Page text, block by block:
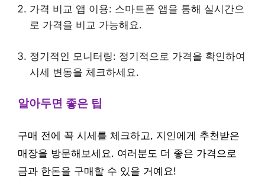
가격 비교 앱 이용: 스마트폰 앱을 통해 실시간으
로 가격을 비교 가능해요.
정기적인 모니터링: 정기적으로 가격을 확인하여
시세 변동을 체크하세요.
알아두면 좋은 팁
구매 전에 꼭 시세를 체크하고, 지인에게 추천받은
매장을 방문해보세요. 여러분도 더 좋은 가격으로
금과 한돈을 구매할 수 있을 거예요!